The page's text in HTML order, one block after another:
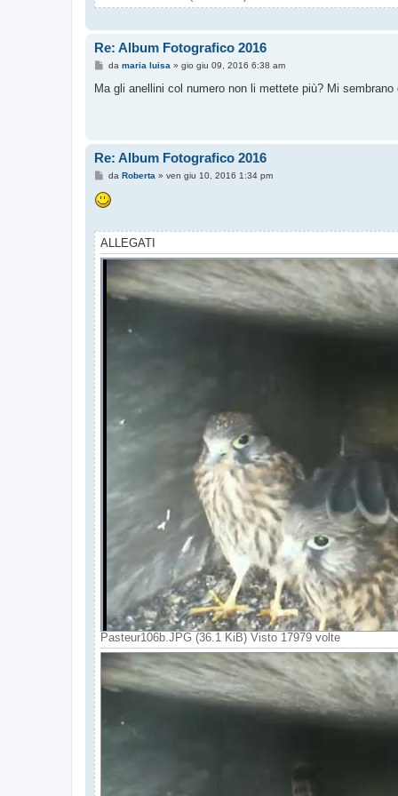
Re: Album Fotografico 2016
M
s
da maria luisa » gio giu 09, 2016 6:38 am
Ma gli anellini col numero non li mettete più? Mi sembrano
Re: Album Fotografico 2016
M
s
s
g
o
da Roberta » ven giu 10, 2016 1:34 pm
ALLEGATI
Pasteur106b.JPG (36.1 KiB) Visto 17979 volte